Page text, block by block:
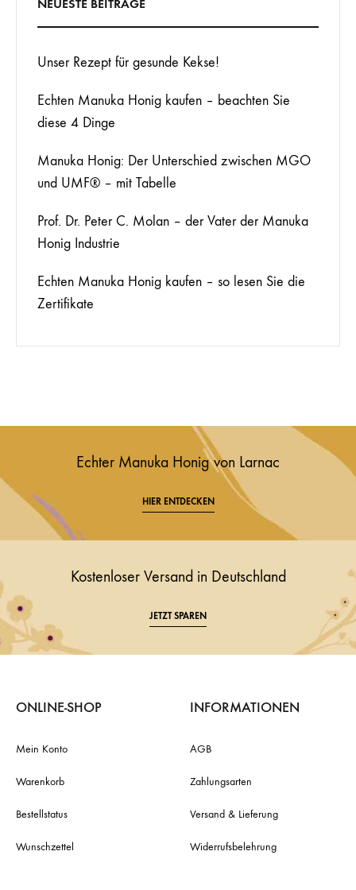
NEUESTE BEITRÄGE
Unser Rezept für gesunde Kekse!
Echten Manuka Honig kaufen – beachten Sie
diese 4 Dinge
Manuka Honig: Der Unterschied zwischen MGO
und UMF® – mit Tabelle
Prof. Dr. Peter C. Molan – der Vater der Manuka
Honig Industrie
Echten Manuka Honig kaufen – so lesen Sie die
Zertifikate
Echter Manuka Honig von Larnac
HIER ENTDECKEN
Kostenloser Versand in Deutschland
JETZT SPAREN
ONLINE-SHOP
Mein Konto
Warenkorb
Bestellstatus
Wunschzettel
INFORMATIONEN
AGB
Zahlungsarten
Versand & Lieferung
Widerrufsbelehrung